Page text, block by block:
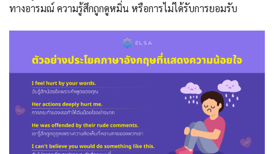
ทางอารมณ์ ความรู้สึกถูกดูหมิ่น หรือการไม่ได้รับการยอมรับ